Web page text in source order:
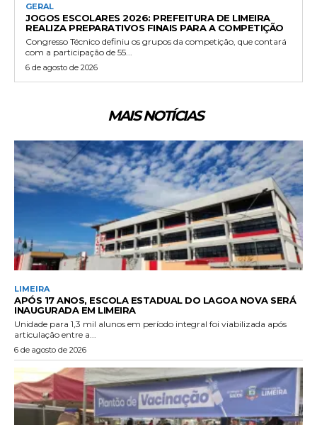
GERAL
JOGOS ESCOLARES 2026: PREFEITURA DE LIMEIRA
REALIZA PREPARATIVOS FINAIS PARA A COMPETIÇÃO
Congresso Técnico definiu os grupos da competição, que contará
com a participação de 55...
6 de agosto de 2026
MAIS NOTÍCIAS
LIMEIRA
APÓS 17 ANOS, ESCOLA ESTADUAL DO LAGOA NOVA SERÁ
INAUGURADA EM LIMEIRA
Unidade para 1,3 mil alunos em período integral foi viabilizada após
articulação entre a...
6 de agosto de 2026